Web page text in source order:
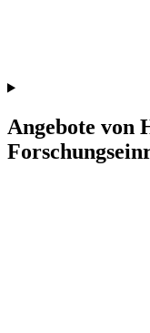
Angebote von